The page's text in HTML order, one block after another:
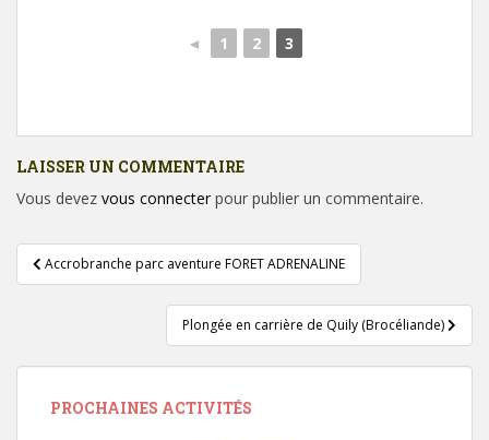
◄ 1 2 3
LAISSER UN COMMENTAIRE
Vous devez vous connecter pour publier un commentaire.
Navigation
de
Accrobranche parc aventure FORET ADRENALINE
Plongée en carrière de Quily (Brocéliande)
PROCHAINES ACTIVITÉS